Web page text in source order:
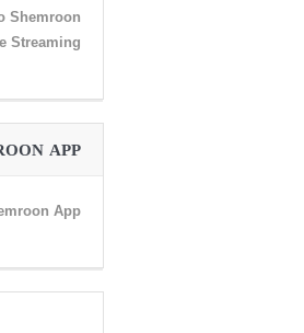
Shemroon
Streaming
APP
App